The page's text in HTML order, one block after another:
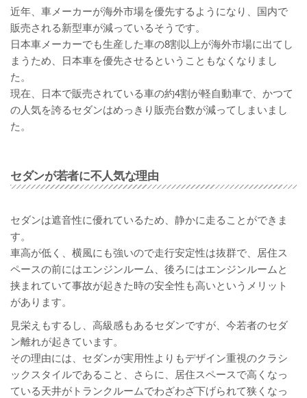
近年、車メーカーが海外市場を優先するようになり、国内で
販売される新型車が減っているそうです。
日本車メーカーでも生産した車の8割以上が海外市場に出てし
まうため、日本車を優先させるということもなくなりまし
た。
現在、日本で販売されている車の約4割が軽自動車で、かつて
の人気を誇るセダンはめっきり販売台数が減ってしまいまし
た。
セダンが若者に不人気な理由
セダンは遮音性に優れているため、静かに走ることができま
す。
車高が低く、横風にも強いので走行安定性は抜群で、居住ス
ペースの前にはエンジンルーム、後ろにはエンジンルームと
挟まれていて事故が起きた時の安全性も高いというメリット
があります。
見栄えもするし、高級感もあるセダンですが、今若者のセダ
ン離れが起きています。
その理由には、セダンが実用性よりもデザイン重視のクラシ
ックスタイルであること、さらに、居住スペースで高くなっ
ている天井がトランクルームでわざわざ下げられて狭くなっ